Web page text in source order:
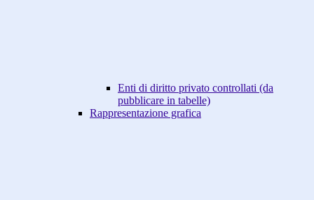
Enti di diritto privato controllati (da
pubblicare in tabelle)
Rappresentazione grafica